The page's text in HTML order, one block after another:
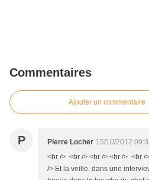
Commentaires
Ajouter un commentaire
P Pierre Locher 15/10/2012
<br /> <br /> <br /> <br /> <br /
/> Et la veille, dans une